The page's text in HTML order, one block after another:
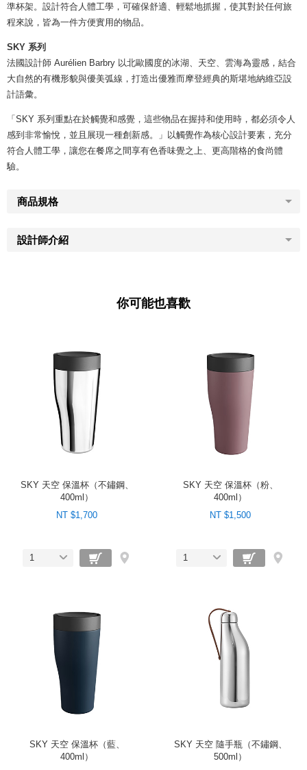
準杯架。設計符合人體工學，可確保舒適、輕鬆地抓握，使其對於任何旅
程來說，皆為一件方便實用的物品。
SKY 系列
法國設計師 Aurélien Barbry 以北歐國度的冰湖、天空、雲海為靈感，結合
大自然的有機形貌與優美弧線，打造出優雅而摩登經典的斯堪地納維亞設
計語彙。
「SKY 系列重點在於觸覺和感覺，這些物品在握持和使用時，都必須令人
感到非常愉悅，並且展現一種創新感。」以觸覺作為核心設計要素，充分
符合人體工學，讓您在餐席之間享有色香味覺之上、更高階格的食尚體
驗。
商品規格
設計師介紹
你可能也喜歡
SKY 天空 保溫杯（不鏽鋼、
400ml）
NT $1,700
1
SKY 天空 保溫杯（粉、
400ml）
NT $1,500
1
SKY 天空 保溫杯（藍、
400ml）
SKY 天空 隨手瓶（不鏽鋼、
500ml）